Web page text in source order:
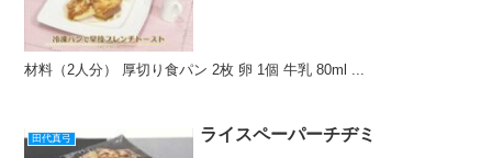
材料（2人分） 厚切り食パン 2枚 卵 1個 牛乳 80ml ...
田代真弓 ライスペーパーチヂミ